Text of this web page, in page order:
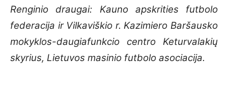
Renginio draugai: Kauno apskrities futbolo
federacija ir Vilkaviškio r. Kazimiero Baršausko
mokyklos-daugiafunkcio centro Keturvalakių
skyrius, Lietuvos masinio futbolo asociacija.